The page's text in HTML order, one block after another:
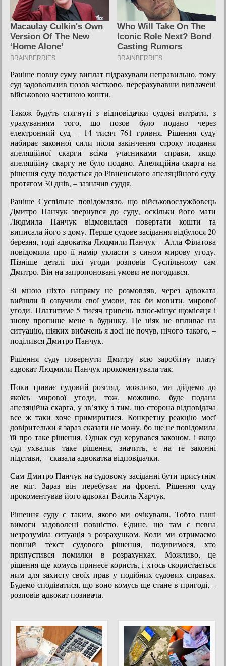
Раніше повну суму виплат підрахували неправильно, тому
суд задовольнив позов частково, перерахувавши виплачені
військовою частиною кошти.
Також будуть стягнуті з відповідачки судові витрати, з
урахуванням того, що позов було подано через
електронний суд – 14 тисяч 761 гривня. Рішення суду
набирає законної сили після закінчення строку подання
апеляційної скарги всіма учасниками справи, якщо
апеляційну скаргу не було подано. Апеляційна скарга на
рішення суду подається до Рівненського апеляційного суду
протягом 30 днів, – зазначив суддя.
Раніше Суспільне повідомляло, що військовослужбовець
Дмитро Панчук звернувся до суду, оскільки його мати
Людмила Панчук відмовилася повертати кошти та
виписала його з дому. Перше судове засідання відбулося 20
березня, тоді адвокатка Людмили Панчук – Алла Філатова
повідомила про її намір укласти з сином мирову угоду.
Пізніше деталі цієї угоди розповів Суспільному сам
Дмитро. Він на запропоновані умови не погодився.
Зі мною ніхто напряму не розмовляв, через адвоката
вийшли й озвучили свої умови, так би мовити, мирової
угоди. Платитиме 5 тисяч гривень плюс-мінус щомісяця і
знову пропише мене в будинку. Це ніяк не впливає на
ситуацію, ніяких вибачень я досі не почув, нічого такого, –
поділився Дмитро Панчук.
Рішення суду повернути Дмитру всю заробітну плату
адвокат Людмили Панчук прокоментувала так:
Поки триває судовий розгляд, можливо, ми дійдемо до
якоїсь мирової угоди, тож, можливо, буде подана
апеляційна скарга, у зв’язку з тим, що сторона відповідача
все ж таки хоче примиритися. Конкретну реакцію моєї
довірительки я зараз сказати не можу, бо ще не повідомила
їй про таке рішення. Однак суд керувався законом, і якщо
суд ухвалив таке рішення, значить, є на те законні
підстави, – сказала адвокатка відповідачки.
Сам Дмитро Панчук на судовому засіданні бути присутнім
не міг. Зараз він перебуває на фронті. Рішення суду
прокоментував його адвокат Василь Харчук.
Рішення суду є таким, якого ми очікували. Тобто наші
вимоги задоволені повністю. Єдине, що там є певна
незрозуміла ситуація з розрахунком. Коли ми отримаємо
повний текст судового рішення, подивимося, хто
припустився помилки в розрахунках. Можливо, це
рішення ще комусь принесе користь, і хтось скористається
ним для захисту своїх прав у подібних судових справах.
Будемо сподіватися, що воно комусь ще стане в пригоді, –
розповів адвокат позивача.